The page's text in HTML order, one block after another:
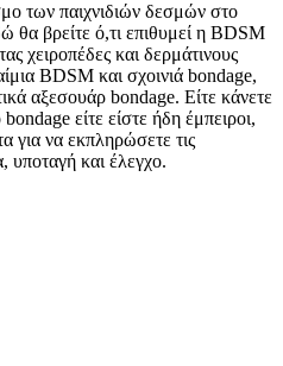
των παιχνιδιών δεσμών στο
βρείτε ό,τι επιθυμεί η BDSM
χειροπέδες και δερμάτινους
BDSM και σχοινιά bondage,
αξεσουάρ bondage. Είτε κάνετε
είτε είστε ήδη έμπειροι,
για να εκπληρώσετε τις
υποταγή και έλεγχο.